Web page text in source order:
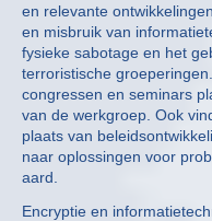
en relevante
en misbruik van
fysieke sabotage en het
terroristische
congressen en seminars
van de werkgroep. Ook
plaats van
naar oplossingen voor
aard.
Encryptie en